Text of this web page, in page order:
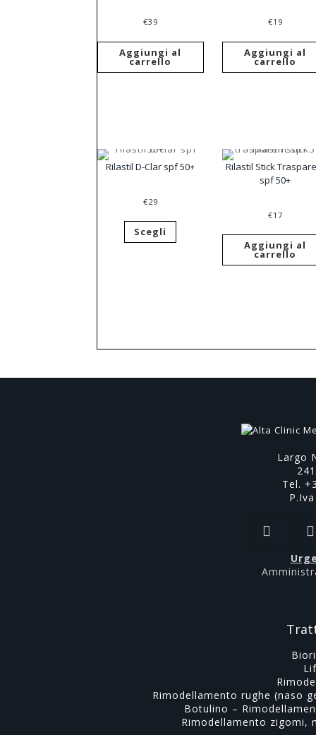
€39
Aggiungi al
carrello
€19
Aggiungi al
carrello
Rilastil D-Clar spf 50+
€29
Scegli
Rilastil Stick
spf 50+
€17
Aggiungi al
carrello
Largo
Tel.
Rimodellamento rughe (naso
Botulino –
Rimodellamento zigomi,